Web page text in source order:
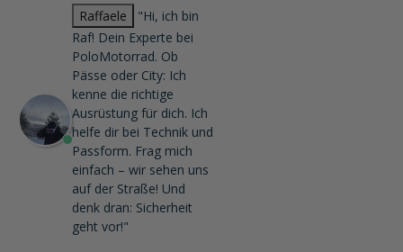
Raffaele
"Hi, ich bin
Raf! Dein Experte bei
PoloMotorrad. Ob
Pässe oder City: Ich
kenne die richtige
Ausrüstung für dich. Ich
helfe dir bei Technik und
Passform. Frag mich
einfach – wir sehen uns
auf der Straße! Und
denk dran: Sicherheit
geht vor!"